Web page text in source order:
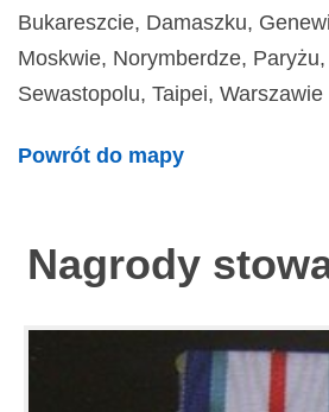
Bukareszcie, Damaszku,
Moskwie, Norymberdze,
Sewastopolu, Taipei,
Powrót do mapy
Nagrody